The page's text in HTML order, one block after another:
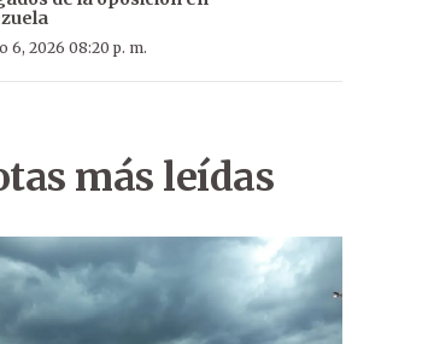
6, 2026 08:20 p. m.
más leídas